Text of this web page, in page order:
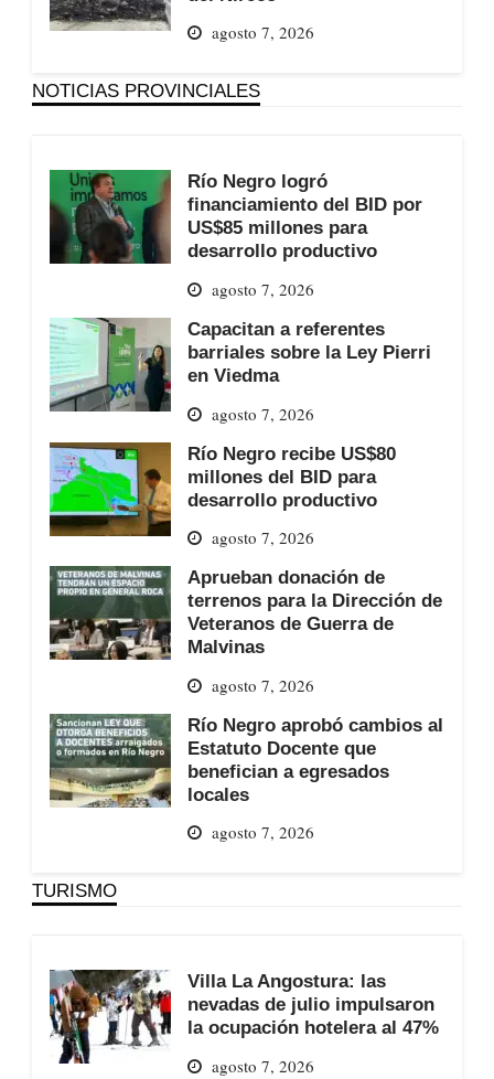
agosto 7, 2026
NOTICIAS PROVINCIALES
Río Negro logró
financiamiento del BID por
US$85 millones para
desarrollo productivo
agosto 7, 2026
Capacitan a referentes
barriales sobre la Ley Pierri
en Viedma
agosto 7, 2026
Río Negro recibe US$80
millones del BID para
desarrollo productivo
agosto 7, 2026
Aprueban donación de
terrenos para la Dirección de
Veteranos de Guerra de
Malvinas
agosto 7, 2026
Río Negro aprobó cambios al
Estatuto Docente que
benefician a egresados
locales
agosto 7, 2026
TURISMO
Villa La Angostura: las
nevadas de julio impulsaron
la ocupación hotelera al 47%
agosto 7, 2026